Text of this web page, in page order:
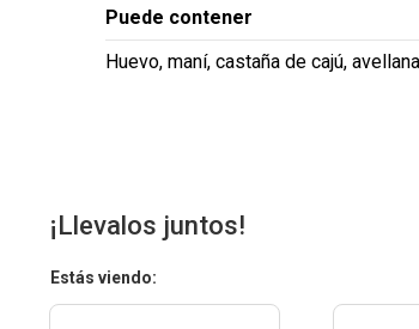
Puede contener
Huevo, maní, castaña de cajú,
¡Llevalos juntos!
Estás viendo: